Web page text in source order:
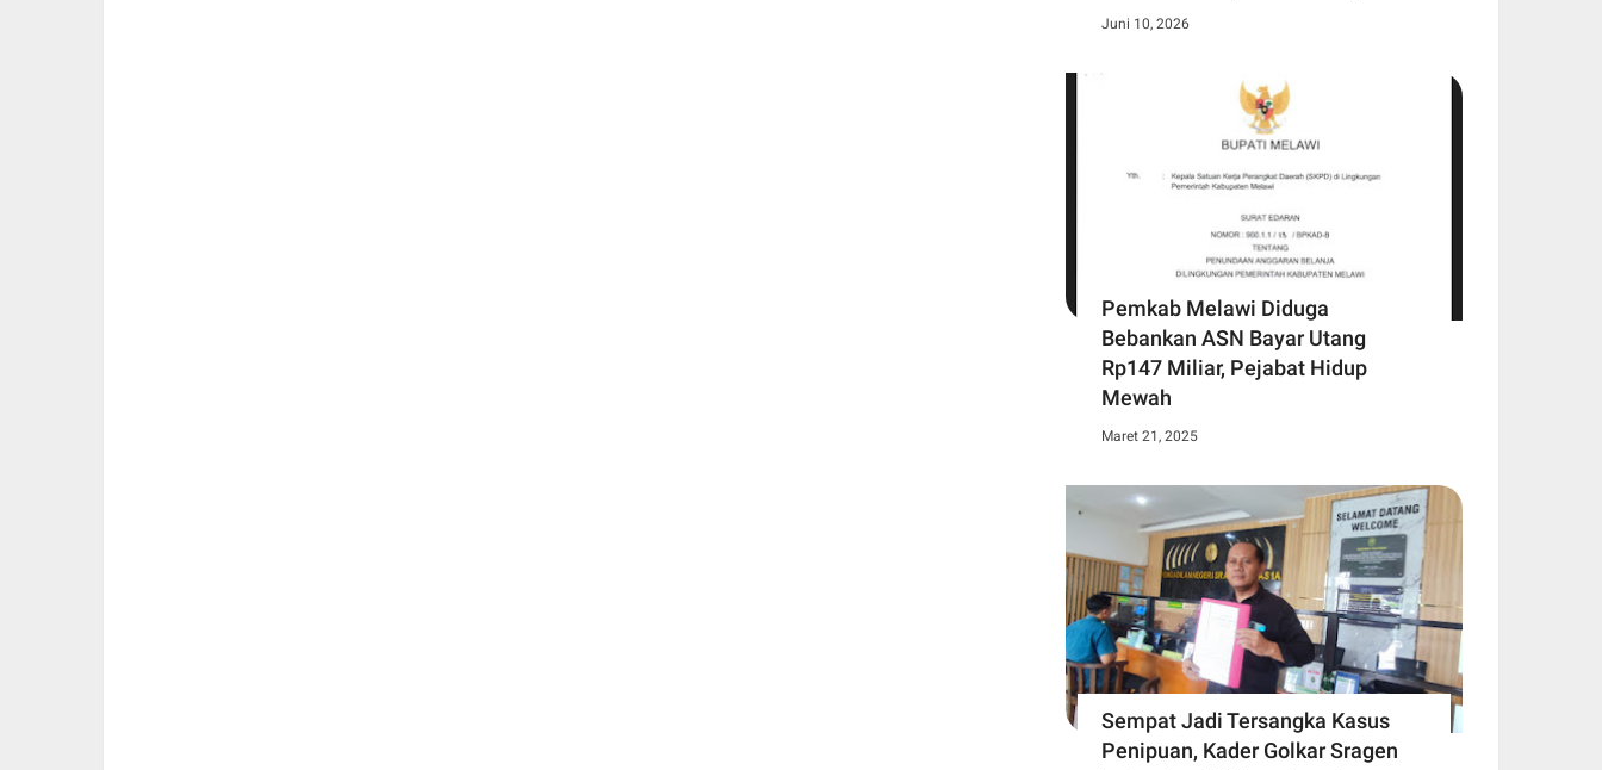
Juni 10, 2026
Pemkab Melawi Diduga
Bebankan ASN Bayar Utang
Rp147 Miliar, Pejabat Hidup
Mewah
Maret 21, 2025
Sempat Jadi Tersangka Kasus
Penipuan, Kader Golkar Sragen